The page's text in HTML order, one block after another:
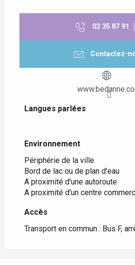
02 35 87 91
Contactez-
Langues parlées
Langues parlées
Environnement
Environnement
Périphérie de la ville
Bord de lac ou de plan d'eau
A proximité d'une autoroute
A proximité d'un centre
Accès
Accès
Transport en commun : Bus F,